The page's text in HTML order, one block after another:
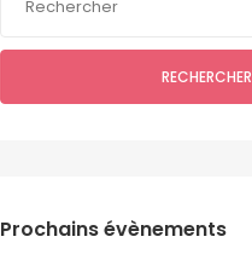
RECHERCHER
Prochains évènements